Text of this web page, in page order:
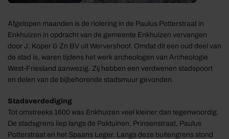
Afgelopen maanden is de riolering in de Paulus Potterstraat in
Enkhuizen in opdracht van de gemeente Enkhuizen vervangen
door J. Koper & Zn BV uit Wervershoof. Omdat dit een oud deel van
de stad is, waren tijdens het werk archeologen van Archeologie
West-Friesland aanwezig. Zij hebben een verdwenen stadspoort
en delen van de bijbehorende stadsmuur gevonden.
Stadsverdediging
Tot omstreeks 1600 was Enkhuizen veel kleiner dan tegenwoordig.
De stadsgrens liep langs de Paktuinen, Prinsenstraat, Paulus
Potterstraat en het Spaans Leger. Langs deze buitengrens stond